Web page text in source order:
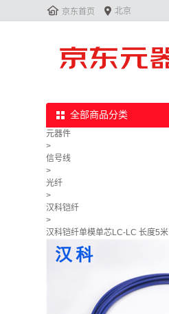
 京东首页  北京
全部商品分类
元器件
>
信号线
>
光纤
>
汉科铠纤
>
汉科铠纤单模单芯LC-LC 长度5米